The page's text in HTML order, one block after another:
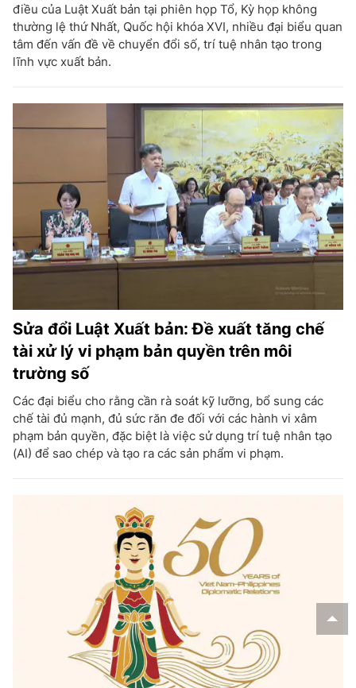
điều của Luật Xuất bản tại phiên họp Tổ, Kỳ họp không
thường lệ thứ Nhất, Quốc hội khóa XVI, nhiều đại biểu quan
tâm đến vấn đề về chuyển đổi số, trí tuệ nhân tạo trong
lĩnh vực xuất bản.
Sửa đổi Luật Xuất bản: Đề xuất tăng chế
tài xử lý vi phạm bản quyền trên môi
trường số
Các đại biểu cho rằng cần rà soát kỹ lưỡng, bổ sung các
chế tài đủ mạnh, đủ sức răn đe đối với các hành vi xâm
phạm bản quyền, đặc biệt là việc sử dụng trí tuệ nhân tạo
(AI) để sao chép và tạo ra các sản phẩm vi phạm.